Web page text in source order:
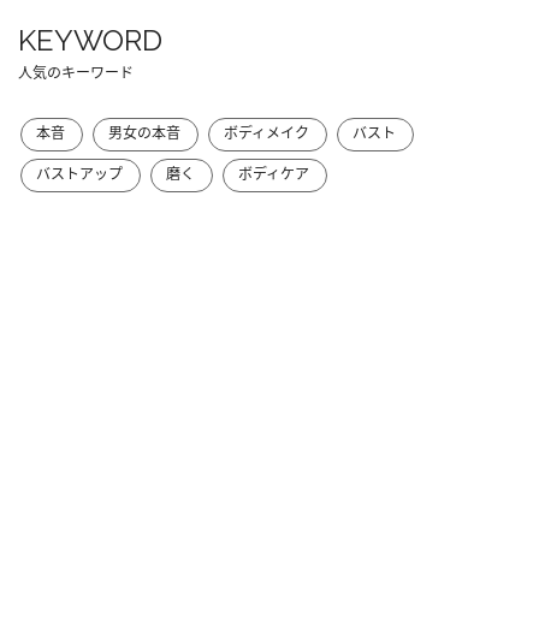
KEYWORD
人気のキーワード
本音 男女の本音 ボディメイク
バスト
バストアップ
磨く ボディケア